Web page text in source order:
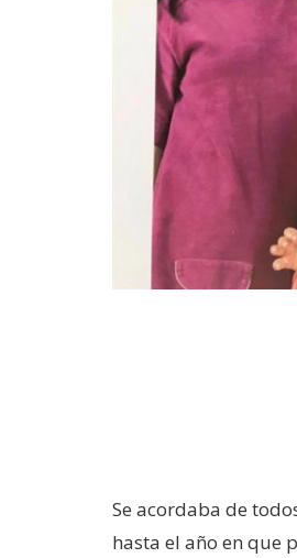
Se acordaba de
hasta el año en que